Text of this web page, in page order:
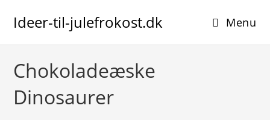
Ideer-til-julefrokost.dk Menu
Chokoladeæske
Dinosaurer